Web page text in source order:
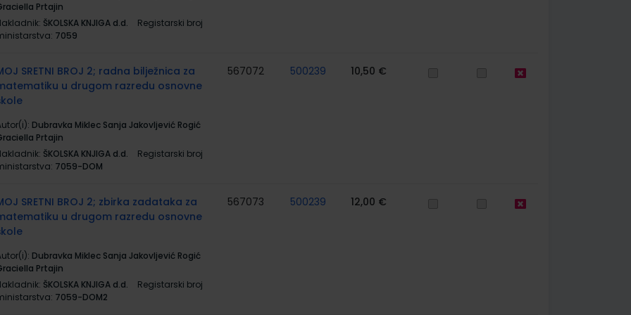
Prtajin
ŠKOLSKA KNJIGA d.d.
Registarski broj
7059
SRETNI BROJ 2; radna bilježnica za
u drugom razredu osnovne
Dubravka Miklec Sanja Jakovljević Rogić
Prtajin
ŠKOLSKA KNJIGA d.d.
Registarski broj
7059-DOM
567072 500239 10,50 €
SRETNI BROJ 2; zbirka zadataka za
u drugom razredu osnovne
Dubravka Miklec Sanja Jakovljević Rogić
Prtajin
ŠKOLSKA KNJIGA d.d.
Registarski broj
7059-DOM2
567073 500239 12,00 €